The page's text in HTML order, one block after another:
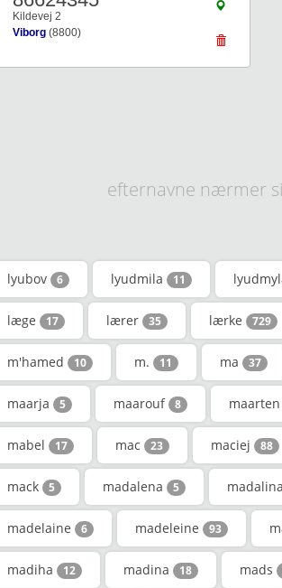
Kildevej 2
Viborg (8800)
efternavne nærmer
lyubov 6 lyudmila 11
læge 17 lærer 35 lærke 729
m'hamed 10 m. 11 ma 37
maarja 5 maarouf 8 maarten
mabel 17 mac 23 maciej 88
mack 5 madalena 5 madalina
madelaine 6 madeleine 93
madiha 12 madina 18 mads